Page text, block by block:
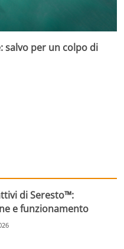
salvo per un colpo di
di Seresto™:
e funzionamento